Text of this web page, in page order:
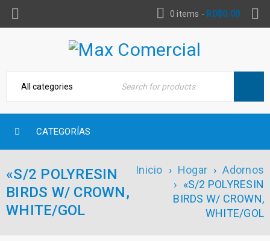
0 items - RD$0.00
CATEGORÍAS
«S/2 POLYRESIN
BIRDS W/ CROWN,
WHITE/GOL
Inicio › Hogar › Adornos
› «S/2 POLYRESIN
BIRDS W/ CROWN,
WHITE/GOL